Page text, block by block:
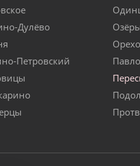
Дулёво
Петровский